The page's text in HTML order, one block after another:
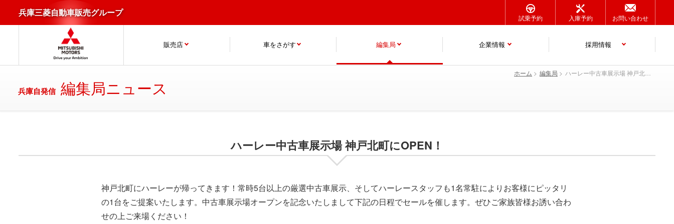
兵庫三菱自動車販売グループ
販売店 車をさがす 編集局 企業情報 採用情報
試乗予約 入庫予約 お問い合わせ
ホーム 編集局 ハーレー中古車展示場 神戸北町にOPEN！
兵庫自発信 編集局ニュース
ハーレー中古車展示場 神戸北町にOPEN！
神戸北町にハーレーが帰ってきます！常時5台以上の厳選中古車展示、そしてハーレースタッフも1名常駐によりお客様にピッタリ
の1台をご提案いたします。中古車展示場オープンを記念いたしまして下記の日程でセールを催します。ぜひご家族皆様お誘い合わ
せの上ご来場ください！